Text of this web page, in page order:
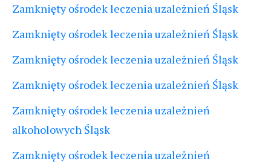
Zamknięty ośrodek leczenia uzależnień Śląsk
Zamknięty ośrodek leczenia uzależnień Śląsk
Zamknięty ośrodek leczenia uzależnień Śląsk
Zamknięty ośrodek leczenia uzależnień Śląsk
Zamknięty ośrodek leczenia uzależnień
alkoholowych Śląsk
Zamknięty ośrodek leczenia uzależnień